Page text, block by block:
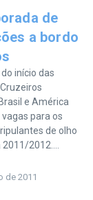
de
a bordo
início das
e América
para os
de olho
2012....
de 2011